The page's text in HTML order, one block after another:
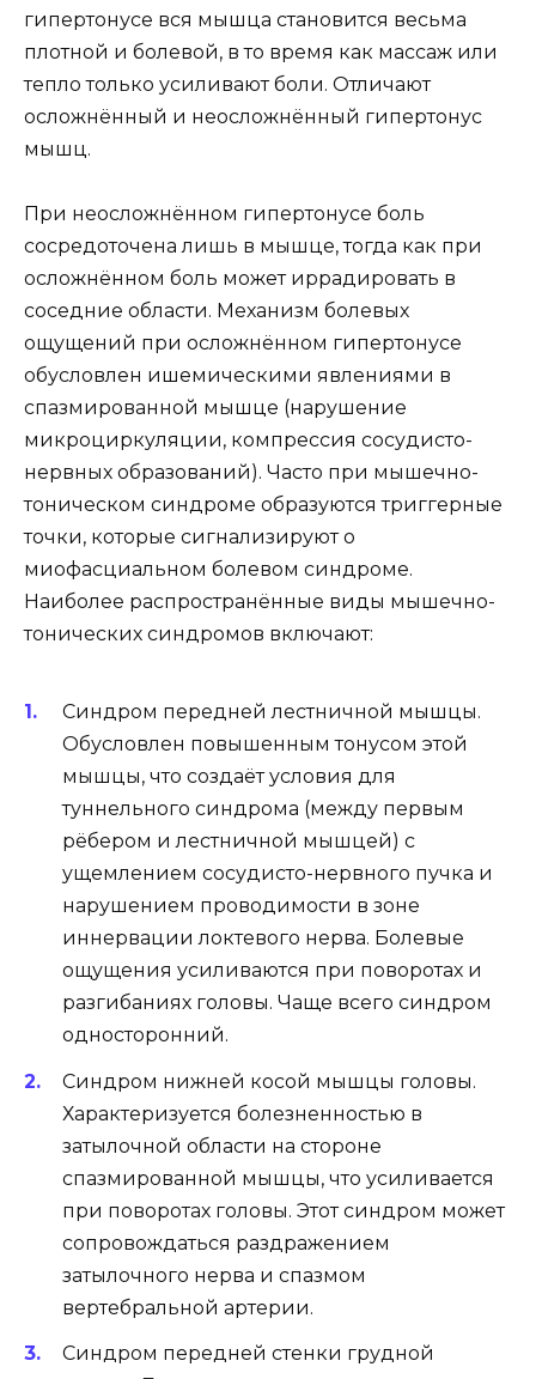
гипертонусе вся мышца становится весьма
плотной и болевой, в то время как массаж или
тепло только усиливают боли. Отличают
осложнённый и неосложнённый гипертонус
мышц.
При неосложнённом гипертонусе боль
сосредоточена лишь в мышце, тогда как при
осложнённом боль может иррадировать в
соседние области. Механизм болевых
ощущений при осложнённом гипертонусе
обусловлен ишемическими явлениями в
спазмированной мышце (нарушение
микроциркуляции, компрессия сосудисто-
нервных образований). Часто при мышечно-
тоническом синдроме образуются триггерные
точки, которые сигнализируют о
миофасциальном болевом синдроме.
Наиболее распространённые виды мышечно-
тонических синдромов включают:
Синдром передней лестничной мышцы.
Обусловлен повышенным тонусом этой
мышцы, что создаёт условия для
туннельного синдрома (между первым
рёбером и лестничной мышцей) с
ущемлением сосудисто-нервного пучка и
нарушением проводимости в зоне
иннервации локтевого нерва. Болевые
ощущения усиливаются при поворотах и
разгибаниях головы. Чаще всего синдром
односторонний.
Синдром нижней косой мышцы головы.
Характеризуется болезненностью в
затылочной области на стороне
спазмированной мышцы, что усиливается
при поворотах головы. Этот синдром может
сопровождаться раздражением
затылочного нерва и спазмом
вертебральной артерии.
Синдром передней стенки грудной